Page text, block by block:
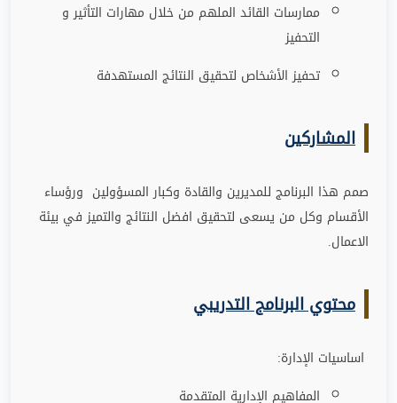
ممارسات القائد الملهم من خلال مهارات التأثير و
التحفيز
تحفيز الأشخاص لتحقيق النتائج المستهدفة
المشاركين
صمم هذا البرنامج للمديرين والقادة وكبار المسؤولين ورؤساء
الأقسام وكل من يسعى لتحقيق افضل النتائج والتميز في بيئة
الاعمال.
محتوي البرنامج التدريبي
اساسيات الإدارة:
المفاهيم الإدارية المتقدمة